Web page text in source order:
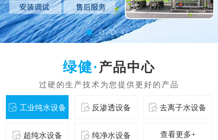
产品中心
工业纯水设备 反渗透设备 去离子水设备
超纯水设备 纯净水设备 查看更多+